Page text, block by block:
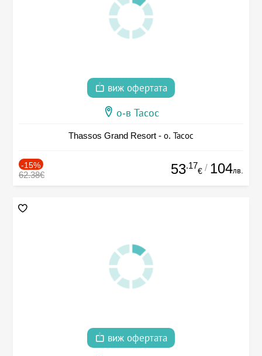
виж офертата
о-в Тасос
Thassos Grand Resort - о. Тасос
-15%
62.38€ 53.17
€ / 104лв.
виж офертата